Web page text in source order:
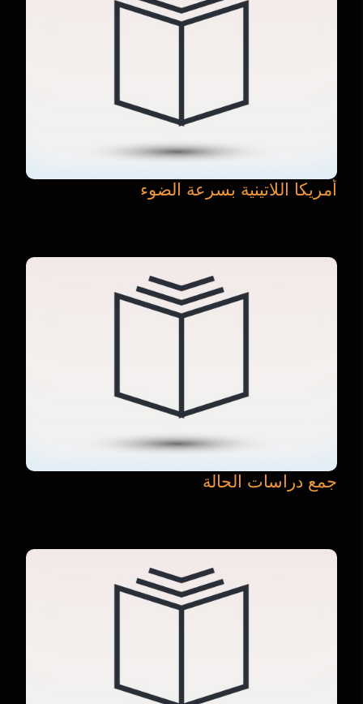
أمريكا اللاتينية بسرعة الضوء
جمع دراسات الحالة